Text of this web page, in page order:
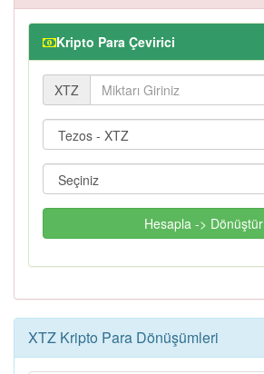
Kripto Para Çevirici
XTZ
Hesapla -> Dönüştür
XTZ Kripto Para Dönüşümleri